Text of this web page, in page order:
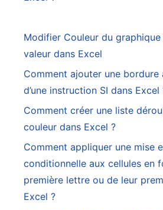
Modifier Couleur du
valeur dans Excel
Comment ajouter une bordure
d’une instruction SI dans Excel
Comment créer une liste
couleur dans Excel ?
Comment appliquer une mise
conditionnelle aux cellules en
première lettre ou de leur
Excel ?